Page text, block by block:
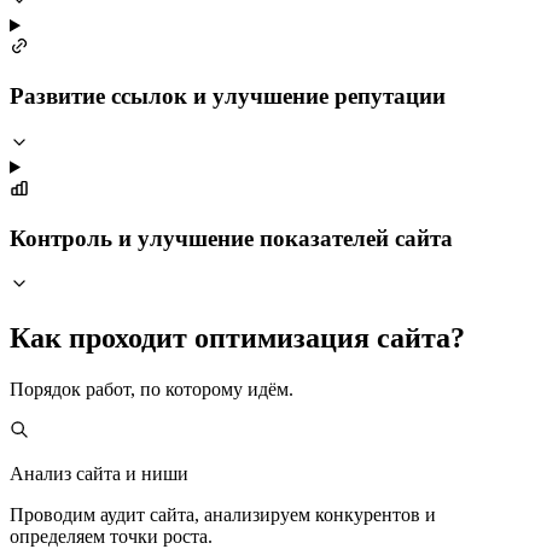
Развитие ссылок и улучшение репутации
Контроль и улучшение показателей сайта
Как проходит оптимизация сайта?
Порядок работ, по которому идём.
Анализ сайта и ниши
Проводим аудит сайта, анализируем конкурентов и
определяем точки роста.